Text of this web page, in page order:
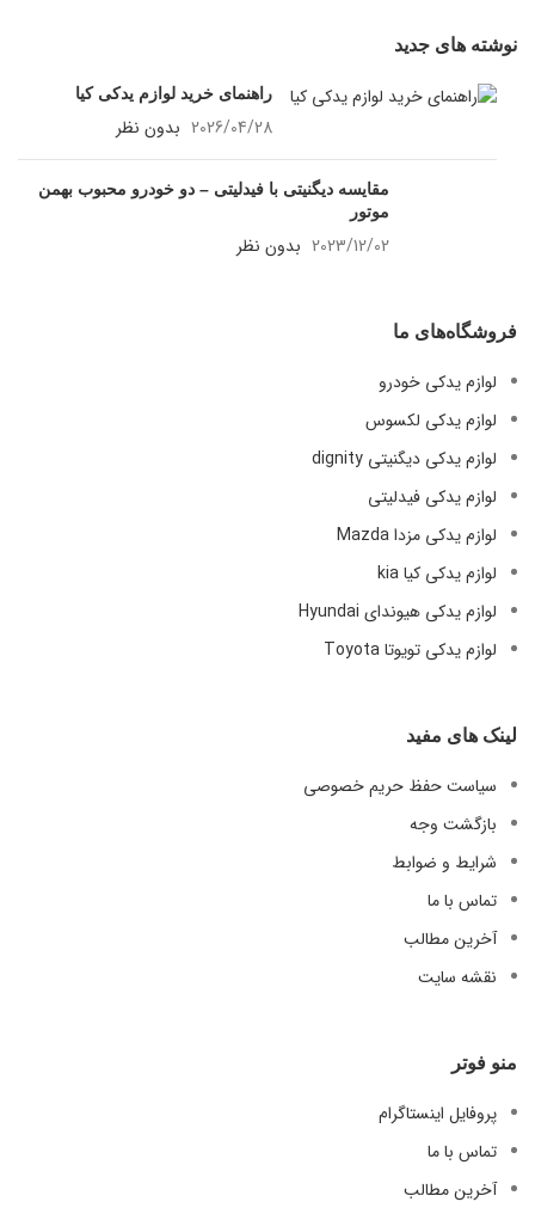
نوشته های جدید
راهنمای خرید لوازم یدکی کیا
2026/04/28 بدون نظر
مقایسه دیگنیتی با فیدلیتی – دو خودرو
2023/12/02
فروشگاه‌های ما
لوازم یدکی خودرو
لوازم یدکی لکسوس
لوازم یدکی دیگنیتی dignity
لوازم یدکی فیدلیتی
لوازم یدکی مزدا Mazda
لوازم یدکی کیا kia
لوازم یدکی هیوندای Hyundai
لوازم یدکی تویوتا Toyota
لینک های مفید
سیاست حفظ حریم خصوصی
بازگشت وجه
شرایط و ضوابط
تماس با ما
آخرین مطالب
نقشه سایت
منو فوتر
پروفایل اینستاگرام
تماس با ما
آخرین مطالب